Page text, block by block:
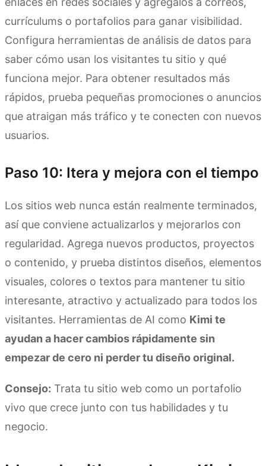
currículums o portafolios para ganar visibilidad.
Configura herramientas de análisis de datos para
saber cómo usan los visitantes tu sitio y qué
funciona mejor. Para obtener resultados más
rápidos, prueba pequeñas promociones o anuncios
que atraigan más tráfico y te conecten con nuevos
usuarios.
Paso 10: Itera y mejora con el tiempo
Los sitios web nunca están realmente terminados,
así que conviene actualizarlos y mejorarlos con
regularidad. Agrega nuevos productos, proyectos
o contenido, y prueba distintos diseños, elementos
visuales, colores o textos para mantener tu sitio
interesante, atractivo y actualizado para todos los
visitantes. Herramientas de AI como Kimi te
ayudan a hacer cambios rápidamente sin
empezar de cero ni perder tu diseño original.
Consejo: Trata tu sitio web como un portafolio
vivo que crece junto con tus habilidades y tu
negocio.